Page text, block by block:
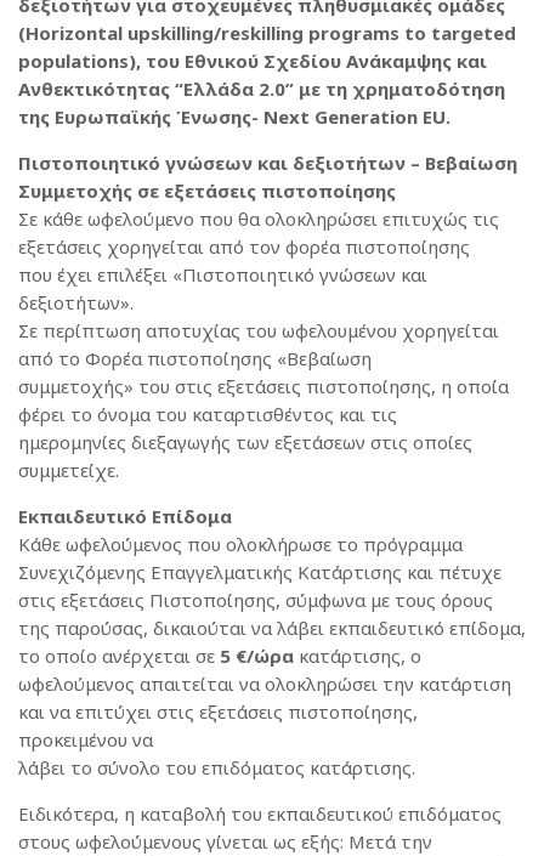
δεξιοτήτων για στοχευμένες πληθυσμιακές ομάδες
(Horizontal upskilling/reskilling programs to targeted
populations), του Εθνικού Σχεδίου Ανάκαμψης και
Ανθεκτικότητας “Ελλάδα 2.0” με τη χρηματοδότηση
της Ευρωπαϊκής Ένωσης- Next Generation EU.
Πιστοποιητικό γνώσεων και δεξιοτήτων – Βεβαίωση
Συμμετοχής σε εξετάσεις πιστοποίησης
Σε κάθε ωφελούμενο που θα ολοκληρώσει επιτυχώς τις
εξετάσεις χορηγείται από τον φορέα πιστοποίησης
που έχει επιλέξει «Πιστοποιητικό γνώσεων και
δεξιοτήτων».
Σε περίπτωση αποτυχίας του ωφελουμένου χορηγείται
από το Φορέα πιστοποίησης «Βεβαίωση
συμμετοχής» του στις εξετάσεις πιστοποίησης, η οποία
φέρει το όνομα του καταρτισθέντος και τις
ημερομηνίες διεξαγωγής των εξετάσεων στις οποίες
συμμετείχε.
Εκπαιδευτικό Επίδομα
Κάθε ωφελούμενος που ολοκλήρωσε το πρόγραμμα
Συνεχιζόμενης Επαγγελματικής Κατάρτισης και πέτυχε
στις εξετάσεις Πιστοποίησης, σύμφωνα με τους όρους
της παρούσας, δικαιούται να λάβει εκπαιδευτικό επίδομα,
το οποίο ανέρχεται σε 5 €/ώρα κατάρτισης, ο
ωφελούμενος απαιτείται να ολοκληρώσει την κατάρτιση
και να επιτύχει στις εξετάσεις πιστοποίησης,
προκειμένου να
λάβει το σύνολο του επιδόματος κατάρτισης.
Ειδικότερα, η καταβολή του εκπαιδευτικού επιδόματος
στους ωφελούμενους γίνεται ως εξής: Μετά την